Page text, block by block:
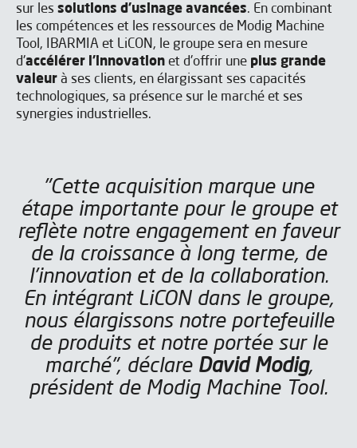
sur les solutions d'usinage avancées. En combinant
les compétences et les ressources de Modig Machine
Tool, IBARMIA et LiCON, le groupe sera en mesure
d'accélérer l'innovation et d'offrir une plus grande
valeur à ses clients, en élargissant ses capacités
technologiques, sa présence sur le marché et ses
synergies industrielles.
"Cette acquisition marque une
étape importante pour le groupe et
reflète notre engagement en faveur
de la croissance à long terme, de
l'innovation et de la collaboration.
En intégrant LiCON dans le groupe,
nous élargissons notre portefeuille
de produits et notre portée sur le
marché", déclare David Modig,
président de Modig Machine Tool.